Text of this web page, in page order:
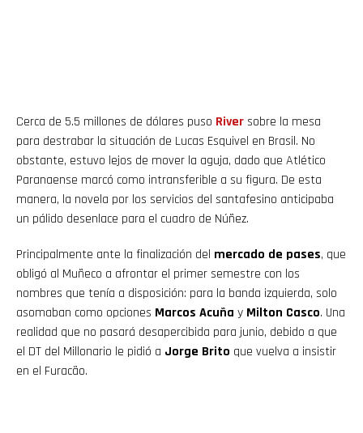
Cerca de 5.5 millones de dólares puso Riversobre la mesa
para destrabar la situación de Lucas Esquivel en Brasil. No
obstante, estuvo lejos de mover la aguja, dado que Atlético
Paranaense marcó como intransferible a su figura. De esta
manera, la novela por los servicios del santafesino anticipaba
un pálido desenlace para el cuadro de Núñez.
Principalmente ante la finalización del mercado de pases, que
obligó al Muñeco a afrontar el primer semestre con los
nombres que tenía a disposición: para la banda izquierda, solo
asomaban como opciones Marcos Acuña y Milton Casco. Una
realidad que no pasará desapercibida para junio, debido a que
el DT del Millonario le pidió a Jorge Brito que vuelva a insistir
en el Furacão.